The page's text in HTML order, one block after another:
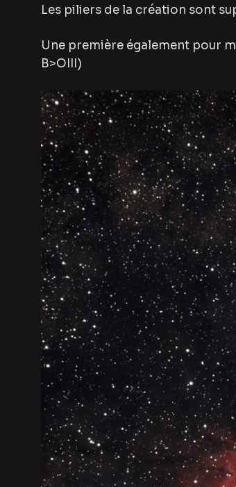
Les piliers de la création sont
Une première également pour
B>OIII)